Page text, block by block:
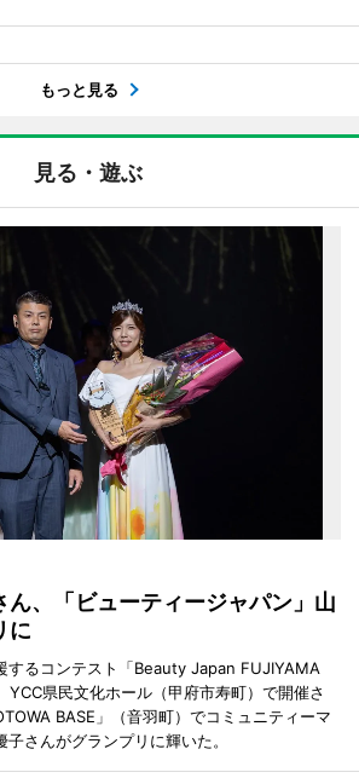
もっと見る
見る・遊ぶ
ん、「ビューティージャパン」山
に
するコンテスト「Beauty Japan FUJIYAMA
県民文化ホール（甲府市寿町）で開催さ
BASE」（音羽町）でコミュニティーマ
さんがグランプリに輝いた。